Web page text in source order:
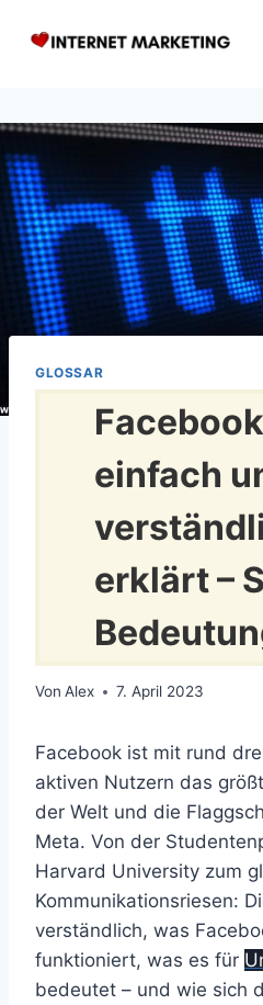
Inhalt
GLOSSAR
Facebook
einfach
erklärt –
Von Alex 7. April 2023
Facebook ist mit rund
aktiven Nutzern das
der Welt und die
Meta. Von der
Harvard University zum
Kommunikationsriesen:
verständlich, was
funktioniert, was es für
bedeutet – und wie sich